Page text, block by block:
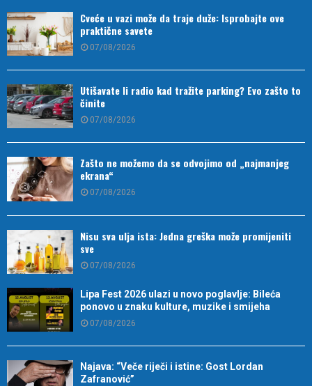
Cveće u vazi može da traje duže: Isprobajte ove
praktične savete
07/08/2026
Utišavate li radio kad tražite parking? Evo zašto to
činite
07/08/2026
Zašto ne možemo da se odvojimo od „najmanjeg
ekrana“
07/08/2026
Nisu sva ulja ista: Jedna greška može promijeniti
sve
07/08/2026
Lipa Fest 2026 ulazi u novo poglavlje: Bileća
ponovo u znaku kulture, muzike i smijeha
07/08/2026
Najava: “Veče riječi i istine: Gost Lordan
Zafranović”